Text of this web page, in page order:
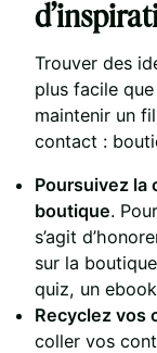
Trouver des
plus facile
maintenir un
contact :
Poursuivez la
boutique.
s’agit
sur la
quiz, un
Recyclez vos
coller vos